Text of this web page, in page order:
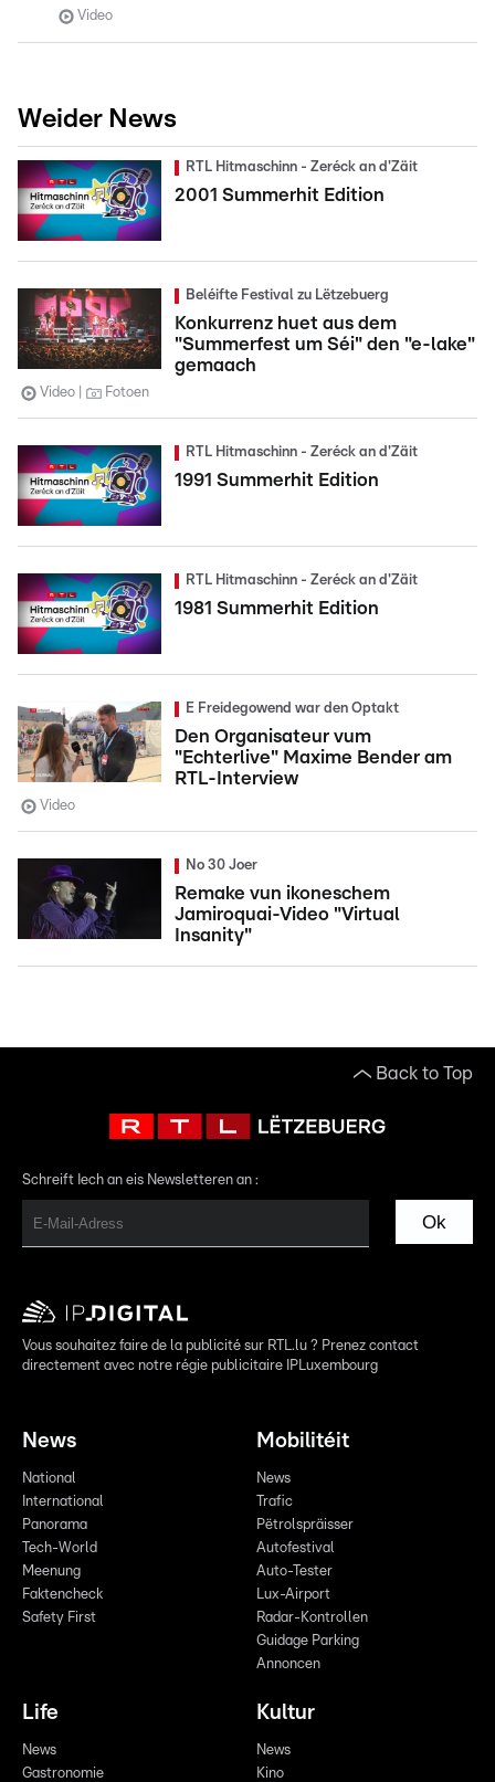
Video
Weider News
RTL Hitmaschinn - Zeréck an d'Zäit
2001 Summerhit Edition
Beléifte Festival zu Lëtzebuerg
Konkurrenz huet aus dem
"Summerfest um Séi" den "e-lake"
gemaach
Video Fotoen
RTL Hitmaschinn - Zeréck an d'Zäit
1991 Summerhit Edition
RTL Hitmaschinn - Zeréck an d'Zäit
1981 Summerhit Edition
E Freidegowend war den Optakt
Den Organisateur vum
"Echterlive" Maxime Bender am
RTL-Interview
Video
No 30 Joer
Remake vun ikoneschem
Jamiroquai-Video "Virtual
Insanity"
Back to Top
Schreift Iech an eis Newsletteren an :
Ok
Vous souhaitez faire de la publicité sur RTL.lu ? Prenez contact
directement avec notre régie publicitaire IPLuxembourg
News
National
International
Panorama
Tech-World
Meenung
Faktencheck
Safety First
Mobilitéit
News
Trafic
Pëtrolspräisser
Autofestival
Auto-Tester
Lux-Airport
Radar-Kontrollen
Guidage Parking
Annoncen
Life
News
Gastronomie
Kultur
News
Kino